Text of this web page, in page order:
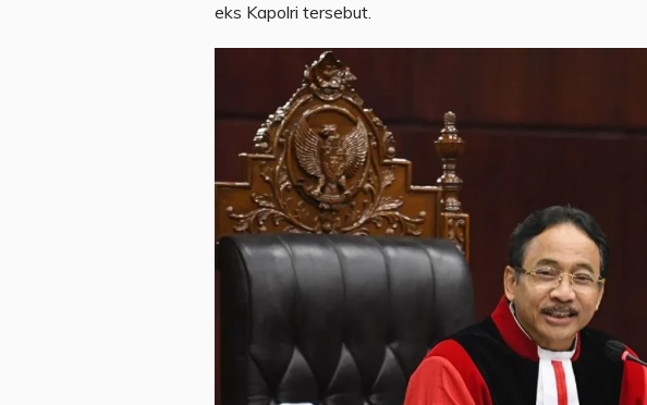
eks Kapolri tersebut.